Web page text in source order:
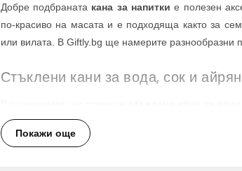
Добре подбраната кана за напитки е полезен
по-красиво на масата и е подходяща както за
или вилата. В Giftly.bg ще намерите разнообразни
Стъклени кани за вода, сок и айрян
вместимости. Те са удобни за сервиране на
напитки.
Покажи още